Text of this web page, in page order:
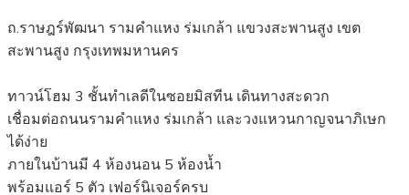
ถ.ราษฎร์พัฒนา รามคำแหง ร่มเกล้า แขวงสะพานสูง เขต
สะพานสูง กรุงเทพมหานคร
ทาวน์โฮม 3 ชั้นทำเลดีในซอยมิสทีน เดินทางสะดวก
เชื่อมต่อถนนรามคำแหง ร่มเกล้า และวงแหวนกาญจนาภิเษก
ได้ง่าย
ภายในบ้านมี 4 ห้องนอน 5 ห้องน้ำ
พร้อมแอร์ 5 ตัว เฟอร์นิเจอร์ครบ